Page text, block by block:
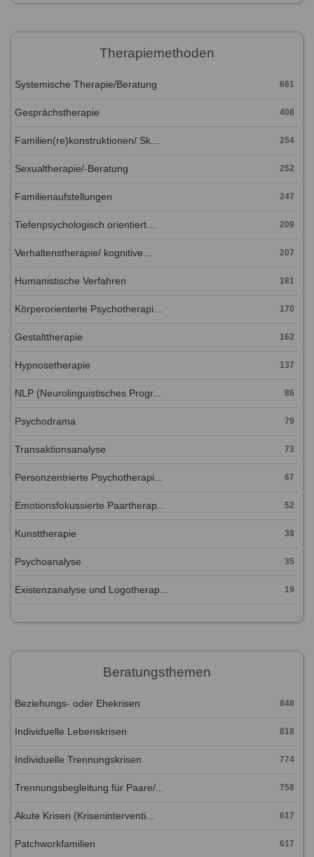
Therapiemethoden
Systemische Therapie/Beratung 661
Gesprächstherapie 408
Familien(re)konstruktionen/ Sk... 254
Sexualtherapie/-Beratung 252
Familienaufstellungen 247
Tiefenpsychologisch orientiert... 209
Verhaltenstherapie/ kognitive... 207
Humanistische Verfahren 181
Körperorienterte Psychotherapi... 170
Gestalttherapie 162
Hypnosetherapie 137
NLP (Neurolinguistisches Progr... 86
Psychodrama 79
Transaktionsanalyse 73
Personzentrierte Psychotherapi... 67
Emotionsfokussierte Paartherap... 52
Kunsttherapie 38
Psychoanalyse 35
Existenzanalyse und Logotherap... 19
Beratungsthemen
Beziehungs- oder Ehekrisen 848
Individuelle Lebenskrisen 818
Individuelle Trennungskrisen 774
Trennungsbegleitung für Paare/... 758
Akute Krisen (Kriseninterventi... 617
Patchworkfamilien 617